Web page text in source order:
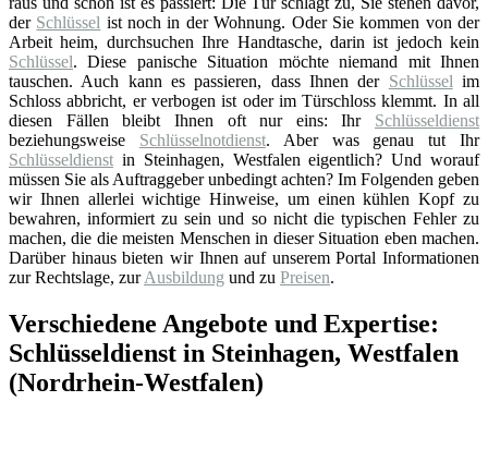
der Schlüssel ist noch in der Wohnung. Oder Sie kommen von der
Arbeit heim, durchsuchen Ihre Handtasche, darin ist jedoch kein
Schlüssel. Diese panische Situation möchte niemand mit Ihnen
tauschen. Auch kann es passieren, dass Ihnen der Schlüssel im
Schloss abbricht, er verbogen ist oder im Türschloss klemmt. In all
diesen Fällen bleibt Ihnen oft nur eins: Ihr Schlüsseldienst
beziehungsweise Schlüsselnotdienst. Aber was genau tut Ihr
Schlüsseldienst in Steinhagen, Westfalen eigentlich? Und worauf
müssen Sie als Auftraggeber unbedingt achten? Im Folgenden geben
wir Ihnen allerlei wichtige Hinweise, um einen kühlen Kopf zu
bewahren, informiert zu sein und so nicht die typischen Fehler zu
machen, die die meisten Menschen in dieser Situation eben machen.
Darüber hinaus bieten wir Ihnen auf unserem Portal Informationen
zur Rechtslage, zurAusbildung und zu Preisen.
Verschiedene Angebote und Expertise:
Schlüsseldienst in Steinhagen, Westfalen
(Nordrhein-Westfalen)